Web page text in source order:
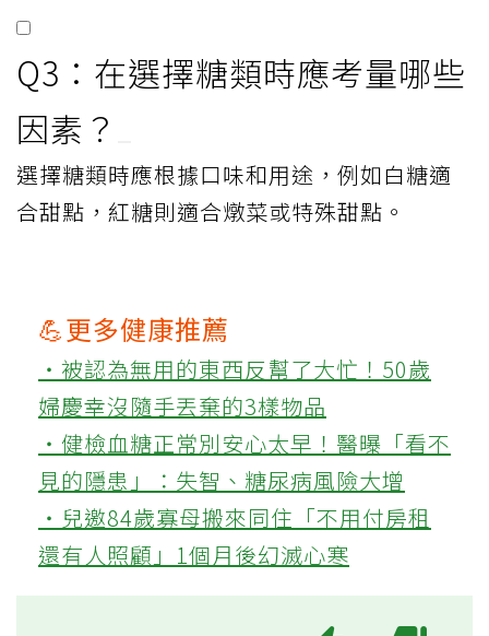
Q3：在選擇糖類時應考量哪些
因素？
選擇糖類時應根據口味和用途，例如白糖適
合甜點，紅糖則適合燉菜或特殊甜點。
💪更多健康推薦
‧被認為無用的東西反幫了大忙！50歲
婦慶幸沒隨手丟棄的3樣物品
‧健檢血糖正常別安心太早！醫曝「看不
見的隱患」：失智、糖尿病風險大增
‧兒邀84歲寡母搬來同住「不用付房租
還有人照顧」1個月後幻滅心寒